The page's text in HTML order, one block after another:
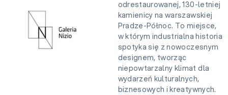
odrestaurowanej, 130-letniej
kamienicy na warszawskiej
Pradze-Północ. To miejsce,
w którym industrialna historia
spotyka się z nowoczesnym
designem, tworząc
niepowtarzalny klimat dla
wydarzeń kulturalnych,
biznesowych i kreatywnych.